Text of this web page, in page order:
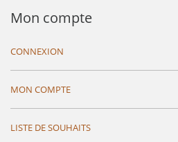
Mon compte
CONNEXION
MON COMPTE
LISTE DE SOUHAITS